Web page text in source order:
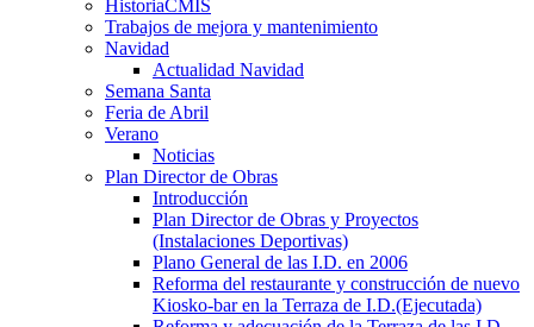
HistoriaCMIS
Trabajos de mejora y mantenimiento
Navidad
Actualidad Navidad
Semana Santa
Feria de Abril
Verano
Noticias
Plan Director de Obras
Introducción
Plan Director de Obras y Proyectos
(Instalaciones Deportivas)
Plano General de las I.D. en 2006
Reforma del restaurante y construcción de nuevo
Kiosko-bar en la Terraza de I.D.(Ejecutada)